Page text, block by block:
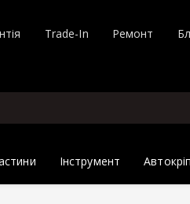
Trade-In Ремонт
Інструмент